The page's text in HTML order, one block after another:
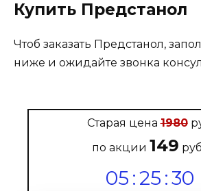
Купить Предстанол
Чтоб заказать Предстанол,
ниже и ожидайте звонка
Старая цена1980
по акции 149
05 :25 :29